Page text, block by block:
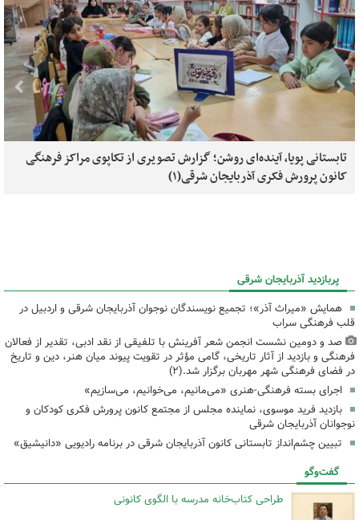
تابستانی پویا، آینده‌ای روشن؛ گزارش تصویری از تکاپوی مراکز فرهنگی
کانون پرورش فکری آذربایجان شرقی(۱)
پربازدید آذربایجان شرقی
همایش «میراث آذر»؛ تجمیع نویسندگان نوجوان آذربایجان شرقی و اردبیل در
قلب فرهنگی سراب
صد و دومین نشست انجمن شعر آفرینش با تلفیقی از نقد ادبی، تقدیر از فعالان
فرهنگی و بازدید از آثار تاریخی، گامی مؤثر در تقویت پیوند میان هنر، دین و تاریخ
در فضای فرهنگی شهر مهربان برگزار شد.(۲)
اجرای بسته فرهنگی-هنری «می‌مانیم، می‌خوانیم، می‌سازیم»
بازدید فرید موسوی، نماینده مجلس از مجتمع کانون پرورش فکری کودکان و
نوجوانان آذربایجان شرقی
تبیین چشم‌انداز تابستانی کانون آذربایجان شرقی در برنامه رادیویی «دانیشیق»
گفت‌وگو
طراحی کتاب‌خانه مدرسه با الگوی کانونی